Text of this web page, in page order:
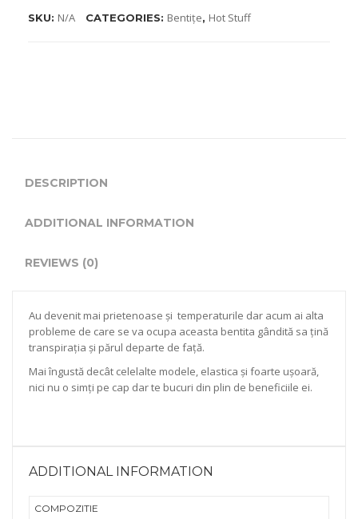
SKU: N/A CATEGORIES: Bentițe, Hot Stuff
DESCRIPTION
ADDITIONAL INFORMATION
REVIEWS (0)
Au devenit mai prietenoase și temperaturile dar acum ai alta
probleme de care se va ocupa aceasta bentita gândită sa țină
transpirația și părul departe de față.
Mai îngustă decât celelalte modele, elastica și foarte ușoară,
nici nu o simți pe cap dar te bucuri din plin de beneficiile ei.
ADDITIONAL INFORMATION
COMPOZITIE